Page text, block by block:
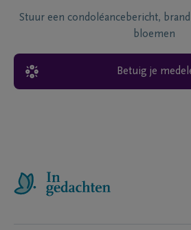
Stuur een condoléancebericht,
bloemen
Betuig je